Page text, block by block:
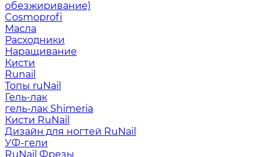
обезжиривание)
Cosmoprofi
Масла
Расходники
Наращивание
Кисти
Runail
Топы ruNail
Гель-лак
гель-лак Shimeria
Кисти RuNail
Дизайн для ногтей RuNail
УФ-гели
RuNail Фрезы